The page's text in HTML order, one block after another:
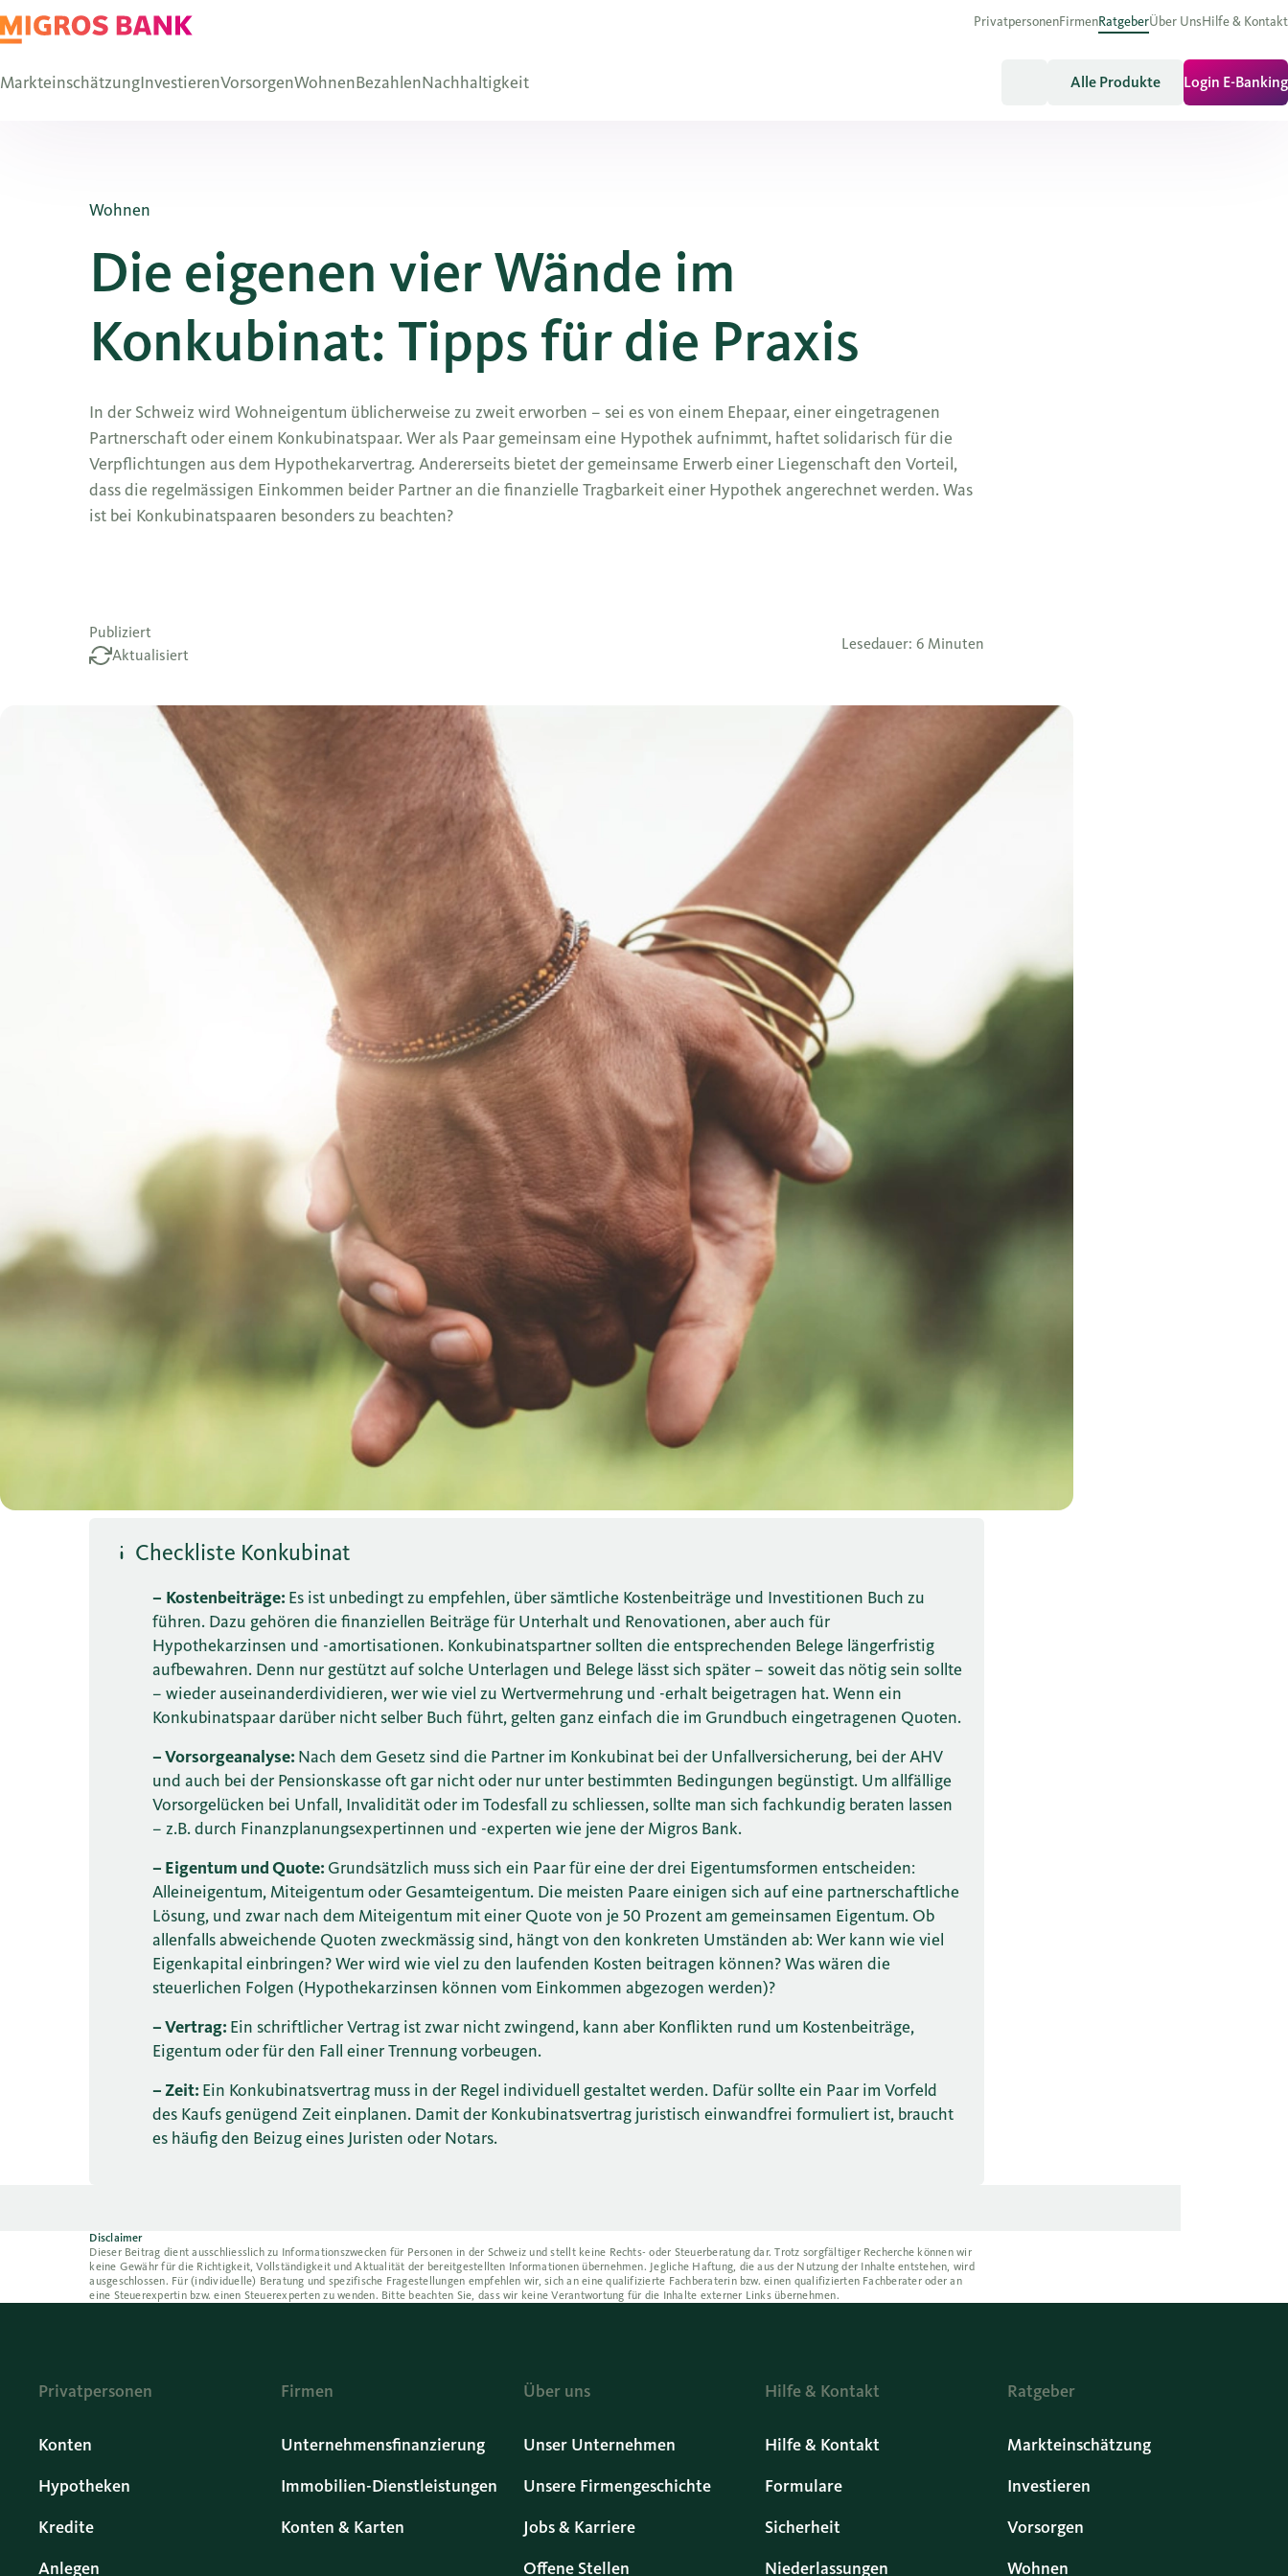
PrivatpersonenFirmenRatgeberÜber UnsHilfe & Kontakt
MarkteinschätzungInvestierenVorsorgenWohnenBezahlenNachhaltigkeit Alle Produkte Login E-Banking
Wohnen
Die eigenen vier Wände im
Konkubinat: Tipps für die Praxis
In der Schweiz wird Wohneigentum üblicherweise zu zweit erworben – sei es von einem Ehepaar, einer eingetragenen
Partnerschaft oder einem Konkubinatspaar. Wer als Paar gemeinsam eine Hypothek aufnimmt, haftet solidarisch für die
Verpflichtungen aus dem Hypothekarvertrag. Andererseits bietet der gemeinsame Erwerb einer Liegenschaft den Vorteil,
dass die regelmässigen Einkommen beider Partner an die finanzielle Tragbarkeit einer Hypothek angerechnet werden. Was
ist bei Konkubinatspaaren besonders zu beachten?
Publiziert
Aktualisiert
Lesedauer: 6 Minuten
Checkliste Konkubinat
– Kostenbeiträge: Es ist unbedingt zu empfehlen, über sämtliche Kostenbeiträge und Investitionen Buch zu
führen. Dazu gehören die finanziellen Beiträge für Unterhalt und Renovationen, aber auch für
Hypothekarzinsen und -amortisationen. Konkubinatspartner sollten die entsprechenden Belege längerfristig
aufbewahren. Denn nur gestützt auf solche Unterlagen und Belege lässt sich später – soweit das nötig sein sollte
– wieder auseinanderdividieren, wer wie viel zu Wertvermehrung und -erhalt beigetragen hat. Wenn ein
Konkubinatspaar darüber nicht selber Buch führt, gelten ganz einfach die im Grundbuch eingetragenen Quoten.
– Vorsorgeanalyse: Nach dem Gesetz sind die Partner im Konkubinat bei der Unfallversicherung, bei der AHV
und auch bei der Pensionskasse oft gar nicht oder nur unter bestimmten Bedingungen begünstigt. Um allfällige
Vorsorgelücken bei Unfall, Invalidität oder im Todesfall zu schliessen, sollte man sich fachkundig beraten lassen
– z.B. durch Finanzplanungsexpertinnen und -experten wie jene der Migros Bank.
– Eigentum und Quote: Grundsätzlich muss sich ein Paar für eine der drei Eigentumsformen entscheiden:
Alleineigentum, Miteigentum oder Gesamteigentum. Die meisten Paare einigen sich auf eine partnerschaftliche
Lösung, und zwar nach dem Miteigentum mit einer Quote von je 50 Prozent am gemeinsamen Eigentum. Ob
allenfalls abweichende Quoten zweckmässig sind, hängt von den konkreten Umständen ab: Wer kann wie viel
Eigenkapital einbringen? Wer wird wie viel zu den laufenden Kosten beitragen können? Was wären die
steuerlichen Folgen (Hypothekarzinsen können vom Einkommen abgezogen werden)?
– Vertrag: Ein schriftlicher Vertrag ist zwar nicht zwingend, kann aber Konflikten rund um Kostenbeiträge,
Eigentum oder für den Fall einer Trennung vorbeugen.
– Zeit: Ein Konkubinatsvertrag muss in der Regel individuell gestaltet werden. Dafür sollte ein Paar im Vorfeld
des Kaufs genügend Zeit einplanen. Damit der Konkubinatsvertrag juristisch einwandfrei formuliert ist, braucht
es häufig den Beizug eines Juristen oder Notars.
Disclaimer
Dieser Beitrag dient ausschliesslich zu Informationszwecken für Personen in der Schweiz und stellt keine Rechts- oder Steuerberatung dar. Trotz sorgfältiger Recherche können wir
keine Gewähr für die Richtigkeit, Vollständigkeit und Aktualität der bereitgestellten Informationen übernehmen. Jegliche Haftung, die aus der Nutzung der Inhalte entstehen, wird
ausgeschlossen. Für (individuelle) Beratung und spezifische Fragestellungen empfehlen wir, sich an eine qualifizierte Fachberaterin bzw. einen qualifizierten Fachberater oder an
eine Steuerexpertin bzw. einen Steuerexperten zu wenden. Bitte beachten Sie, dass wir keine Verantwortung für die Inhalte externer Links übernehmen.
Privatpersonen
Konten
Hypotheken
Kredite
Anlegen
Firmen
Unternehmensfinanzierung
Immobilien-Dienstleistungen
Konten & Karten
Über uns
Unser Unternehmen
Unsere Firmengeschichte
Jobs & Karriere
Offene Stellen
Hilfe & Kontakt
Hilfe & Kontakt
Formulare
Sicherheit
Niederlassungen
Ratgeber
Markteinschätzung
Investieren
Vorsorgen
Wohnen